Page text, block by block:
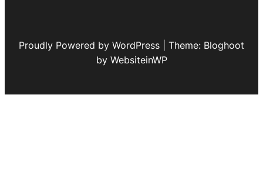
Proudly Powered by WordPress | Theme: Bloghoot
by WebsiteinWP